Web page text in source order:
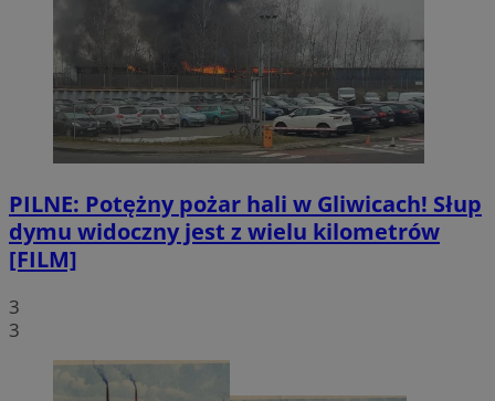
PILNE: Potężny pożar hali w Gliwicach! Słup
dymu widoczny jest z wielu kilometrów
[FILM]
3
3